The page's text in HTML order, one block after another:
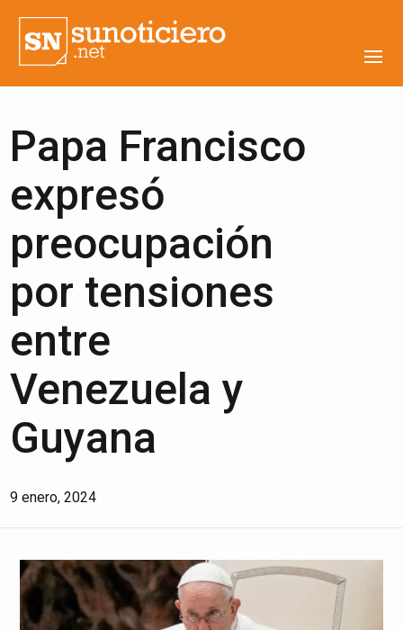
Papa Francisco
expresó
preocupación
por tensiones
entre
Venezuela y
Guyana
9 enero, 2024